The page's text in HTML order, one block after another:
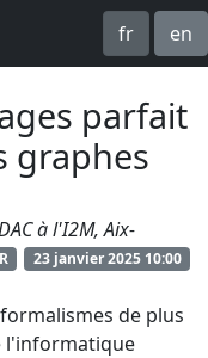
fr en
parfait
graphes
à l'I2M, Aix-
23 janvier 2025 10:00
de plus
l'informatique